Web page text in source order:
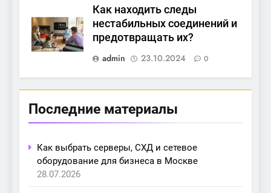
Как находить следы
нестабильных соединений и
предотвращать их?
admin
23.10.2024 0
Последние материалы
Как выбрать серверы, СХД и сетевое
оборудование для бизнеса в Москве
28.07.2026